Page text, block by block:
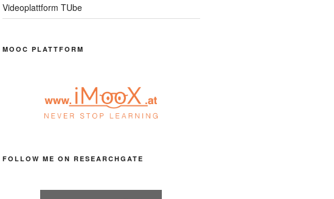
Videoplattform TUbe
MOOC PLATTFORM
FOLLOW ME ON RESEARCHGATE